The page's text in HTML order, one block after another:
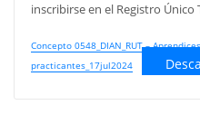
inscribirse en el Registro Único
Concepto 0548_DIAN_RUT –
practicantes_17jul2024